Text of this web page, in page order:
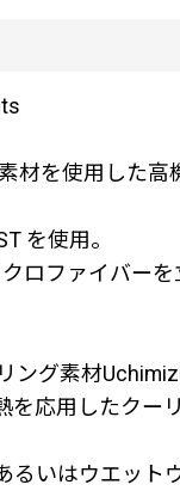
材を使用した高
を使用。
ロファイバー
ング素材
応用したクー
いはウエット